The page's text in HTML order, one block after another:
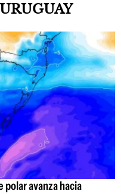
polar avanza hacia